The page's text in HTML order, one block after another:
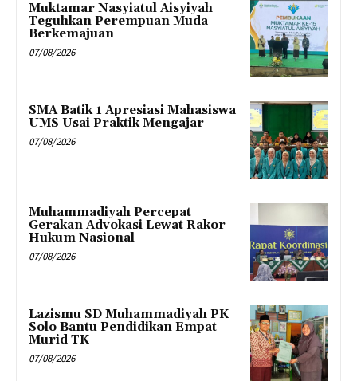
Muktamar Nasyiatul Aisyiyah
Teguhkan Perempuan Muda
Berkemajuan
07/08/2026
SMA Batik 1 Apresiasi Mahasiswa
UMS Usai Praktik Mengajar
07/08/2026
Muhammadiyah Percepat
Gerakan Advokasi Lewat Rakor
Hukum Nasional
07/08/2026
Lazismu SD Muhammadiyah PK
Solo Bantu Pendidikan Empat
Murid TK
07/08/2026